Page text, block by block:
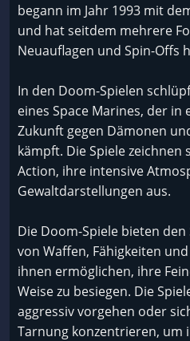
begann im Jahr 1993 mit
und hat seitdem mehrere
Neuauflagen und Spin-Offs
In den Doom-Spielen
eines Space Marines, der in
Zukunft gegen Dämonen
kämpft. Die Spiele
Action, ihre intensive
Gewaltdarstellungen aus.
Die Doom-Spiele bieten
von Waffen, Fähigkeiten
ihnen ermöglichen, ihre
Weise zu besiegen. Die
aggressiv vorgehen oder
Tarnung konzentrieren, um